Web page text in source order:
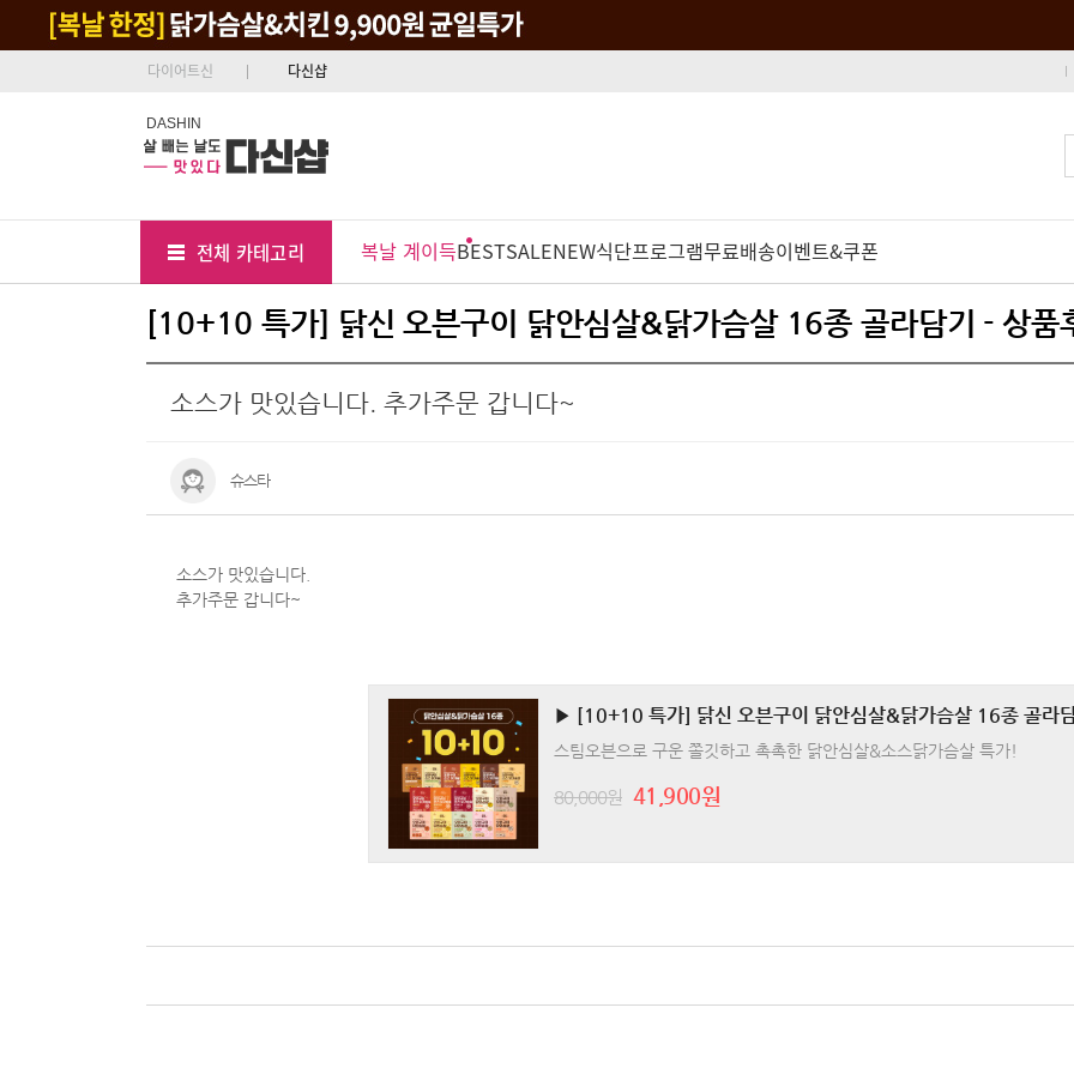
다이어트신 다신샵
DASHIN
전체 카테고리 복날 계이득BESTSALENEW식단프로그램무료배송이벤트&쿠폰
[10+10 특가] 닭신 오븐구이 닭안심살&닭가슴살 16종 골라담기 - 상품
소스가 맛있습니다. 추가주문 갑니다~
슈스타
소스가 맛있습니다.
추가주문 갑니다~
▶ [10+10 특가] 닭신 오븐구이 닭안심살&닭가슴살 16종 골라
스팀오븐으로 구운 쫄깃하고 촉촉한 닭안심살&소스닭가슴살 특가!
80,000원 41,900원